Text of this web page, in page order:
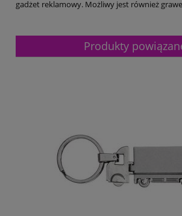
gadżet reklamowy. Możliwy jest również
Produkty